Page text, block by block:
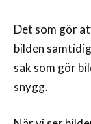
Det som gör
bilden
sak som gör
snygg.